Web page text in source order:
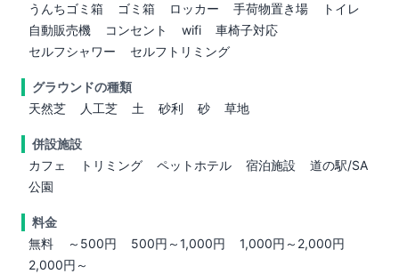
うんちゴミ箱
ゴミ箱 ロッカー 手荷物置き場
トイレ
自動販売機
コンセント wifi
車椅子対応
セルフシャワー
セルフトリミング
グラウンドの種類
天然芝
人工芝 土 砂利 砂 草地
併設施設
カフェ
トリミング ペットホテル 宿泊施設
道の駅/SA
公園
料金
無料
～500円 500円～1,000円
1,000円～2,000円
2,000円～